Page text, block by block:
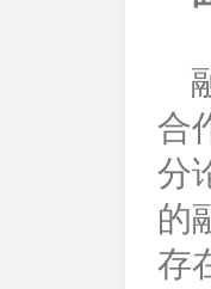
合
分
的
存